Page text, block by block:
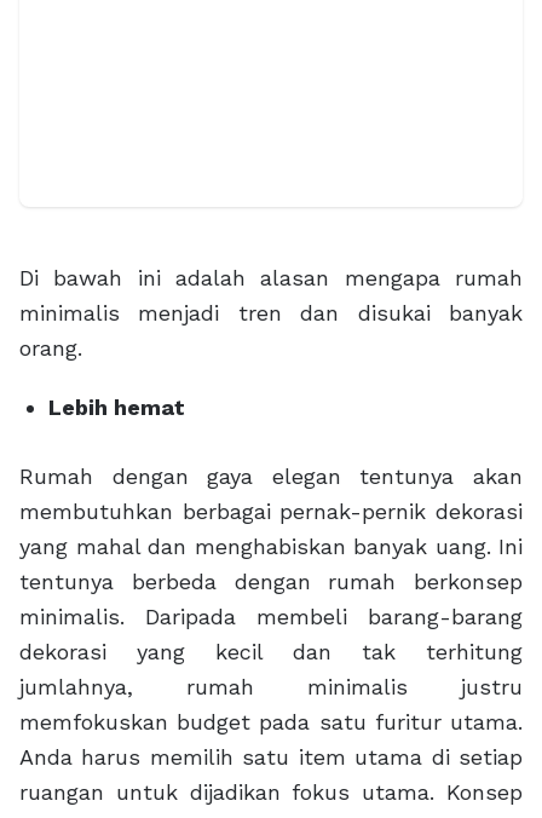
Di bawah ini adalah alasan mengapa rumah
minimalis menjadi tren dan disukai banyak
orang.
Lebih hemat
Rumah dengan gaya elegan tentunya akan
membutuhkan berbagai pernak-pernik dekorasi
yang mahal dan menghabiskan banyak uang. Ini
tentunya berbeda dengan rumah berkonsep
minimalis. Daripada membeli barang-barang
dekorasi yang kecil dan tak terhitung
jumlahnya, rumah minimalis justru
memfokuskan budget pada satu furitur utama.
Anda harus memilih satu item utama di setiap
ruangan untuk dijadikan fokus utama. Konsep